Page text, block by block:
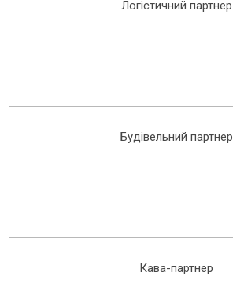
Логістичний партнер
Будівельний партнер
Кава-партнер